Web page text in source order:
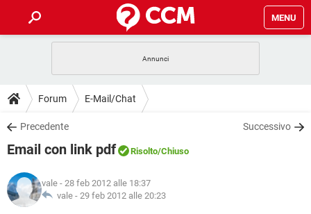
MENU
INTRATTENIMENTO
iOS
INSTAGRAM WHATSAPP
TIKTOK
HARDWARE
GUIDE
COVID-19
INSTAGRAM
TIKTOK
DOWNLOAD
COVID-19 GAMING
INTRATTENIMENTO
iOS
COVID-19
INTRATTENIMENTO
GLOSSARIO
Forum E-Mail/Chat
Precedente Successivo
Email con link pdf Risolto/Chiuso
vale - 28 feb 2012 alle 18:37
vale - 29 feb 2012 alle 20:23